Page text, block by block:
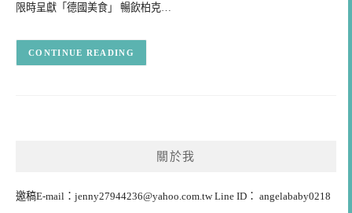
限時呈獻「德國美食」 暢飲柏克…
CONTINUE READING
關於我
邀稿E-mail： jenny27944236@yahoo.com.twLine ID： angelababy0218